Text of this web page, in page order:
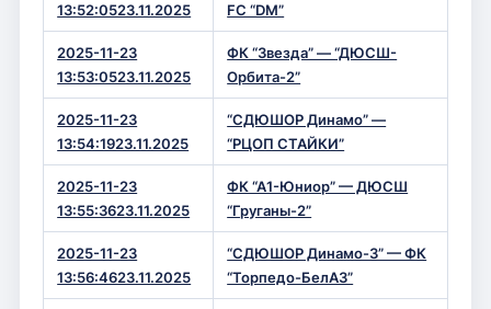
13:52:0523.11.2025
FC “DM”
2025-11-23
13:53:0523.11.2025
ФК “Звезда” — “ДЮСШ-
Орбита-2”
2025-11-23
13:54:1923.11.2025
“СДЮШОР Динамо” —
“РЦОП СТАЙКИ”
2025-11-23
13:55:3623.11.2025
ФК “А1-Юниор” — ДЮСШ
“Груганы-2”
2025-11-23
13:56:4623.11.2025
“СДЮШОР Динамо-3” — ФК
“Торпедо-БелАЗ”